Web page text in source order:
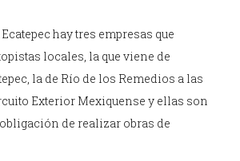
hay tres empresas que
locales, la que viene de
la de Río de los Remedios a las
Exterior Mexiquense y ellas son
de realizar obras de